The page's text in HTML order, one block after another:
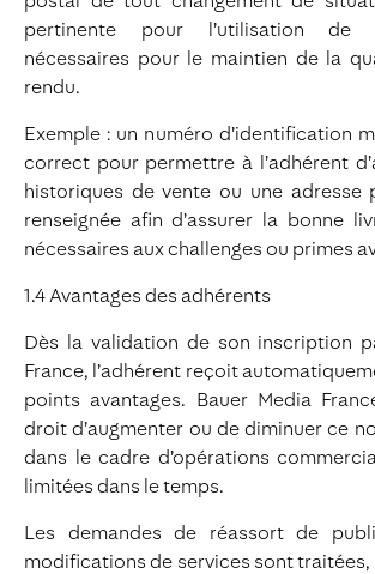
pertinente pour l’utilisation de
nécessaires pour le maintien de la
rendu.
Exemple : un numéro d’identification
correct pour permettre à l’adhérent
historiques de vente ou une adresse
renseignée afin d’assurer la bonne
nécessaires aux challenges ou primes
1.4 Avantages des adhérents
Dès la validation de son inscription
France, l’adhérent reçoit
points avantages. Bauer Media
droit d’augmenter ou de diminuer ce
dans le cadre d’opérations
limitées dans le temps.
Les demandes de réassort de
modifications de services sont traitées,